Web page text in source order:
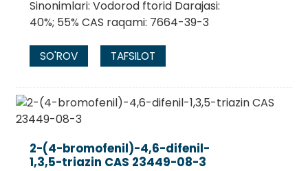
Sinonimlari: Vodorod ftorid Darajasi:
40%; 55% CAS raqami: 7664-39-3
SO'ROV TAFSILOT
2-(4-bromofenil)-4,6-difenil-
1,3,5-triazin CAS 23449-08-3